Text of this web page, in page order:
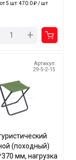
5 шт: 470.0 ₽ / шт
+
Артикул:
29-5-2-15
(походный)
мм, нагрузка